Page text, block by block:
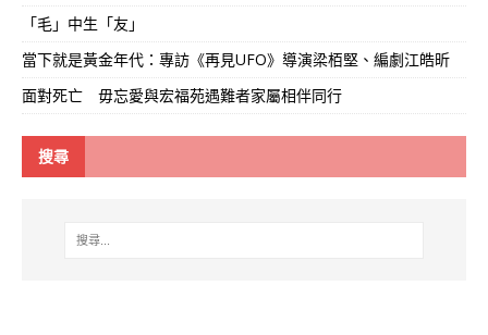
「毛」中生「友」
當下就是黃金年代：專訪《再見UFO》導演梁栢堅、編劇江皓昕
面對死亡 毋忘愛與宏福苑遇難者家屬相伴同行
搜尋